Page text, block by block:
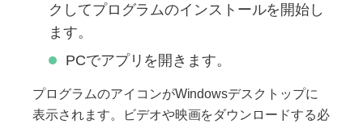
クしてプログラムのインストールを開始し
ます。
PCでアプリを開きます。
プログラムのアイコンがWindowsデスクトップに
表示されます。ビデオや映画をダウンロードする必